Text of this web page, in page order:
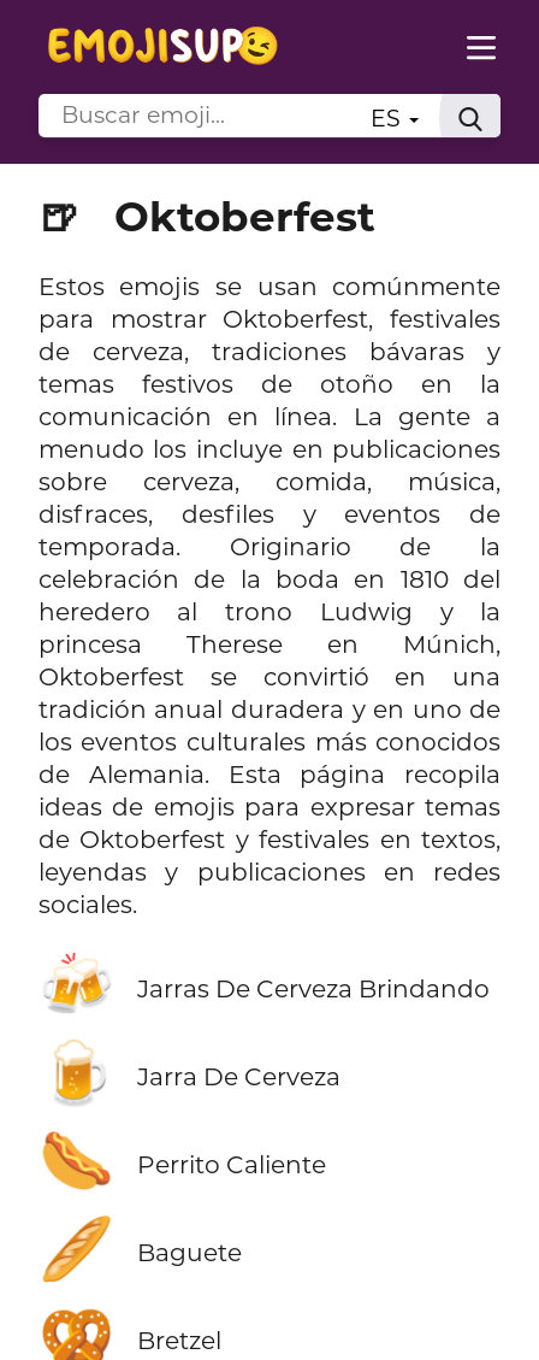
ES
🍺 Oktoberfest
Estos emojis se usan comúnmente
para mostrar Oktoberfest, festivales
de cerveza, tradiciones bávaras y
temas festivos de otoño en la
comunicación en línea. La gente a
menudo los incluye en publicaciones
sobre cerveza, comida, música,
disfraces, desfiles y eventos de
temporada. Originario de la
celebración de la boda en 1810 del
heredero al trono Ludwig y la
princesa Therese en Múnich,
Oktoberfest se convirtió en una
tradición anual duradera y en uno de
los eventos culturales más conocidos
de Alemania. Esta página recopila
ideas de emojis para expresar temas
de Oktoberfest y festivales en textos,
leyendas y publicaciones en redes
sociales.
🍻 Jarras De Cerveza Brindando
🍺 Jarra De Cerveza
🌭 Perrito Caliente
🥖 Baguete
🥨 Bretzel